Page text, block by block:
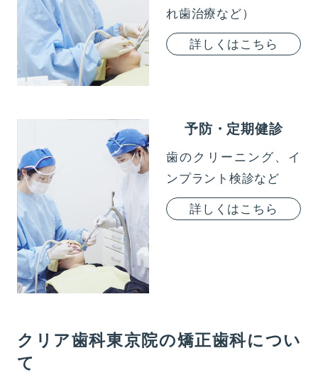
れ歯治療など）
詳しくはこちら
予防・定期健診
歯のクリーニング、イ
ンプラント検診など
詳しくはこちら
クリア歯科東京院の矯正歯科につい
て